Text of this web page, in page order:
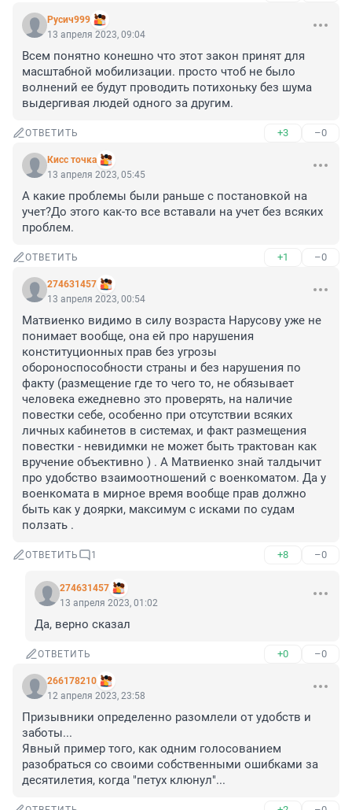
Русич999
13 апреля 2023, 09:04
Всем понятно конешно что этот закон принят для
масштабной мобилизации. просто чтоб не было
волнений ее будут проводить потихоньку без шума
выдергивая людей одного за другим.
ОТВЕТИТЬ +3 –0
Кисс точка
13 апреля 2023, 05:45
А какие проблемы были раньше с постановкой на
учет?До этого как-то все вставали на учет без всяких
проблем.
ОТВЕТИТЬ +1 –0
274631457
13 апреля 2023, 00:54
Матвиенко видимо в силу возраста Нарусову уже не
понимает вообще, она ей про нарушения
конституционных прав без угрозы
обороноспособности страны и без нарушения по
факту (размещение где то чего то, не обязывает
человека ежедневно это проверять, на наличие
повестки себе, особенно при отсутствии всяких
личных кабинетов в системах, и факт размещения
повестки - невидимки не может быть трактован как
вручение объективно ) . А Матвиенко знай талдычит
про удобство взаимоотношений с военкоматом. Да у
военкомата в мирное время вообще прав должно
быть как у доярки, максимум с исками по судам
ползать .
ОТВЕТИТЬ 1 +8 –0
274631457
13 апреля 2023, 01:02
Да, верно сказал
ОТВЕТИТЬ +0 –0
266178210
12 апреля 2023, 23:58
Призывники определенно разомлели от удобств и
заботы...
Явный пример того, как одним голосованием
разобраться со своими собственными ошибками за
десятилетия, когда "петух клюнул"...